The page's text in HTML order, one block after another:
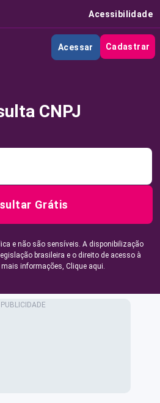
Acessibilidade
Acessar Cadastrar
CNPJ
Grátis
e não são sensíveis. A disponibilização
brasileira e o direito de acesso à
informações, Clique aqui.